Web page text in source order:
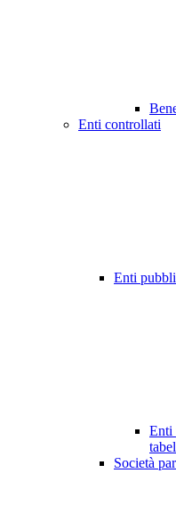
Enti controllati
Enti
Enti
Società